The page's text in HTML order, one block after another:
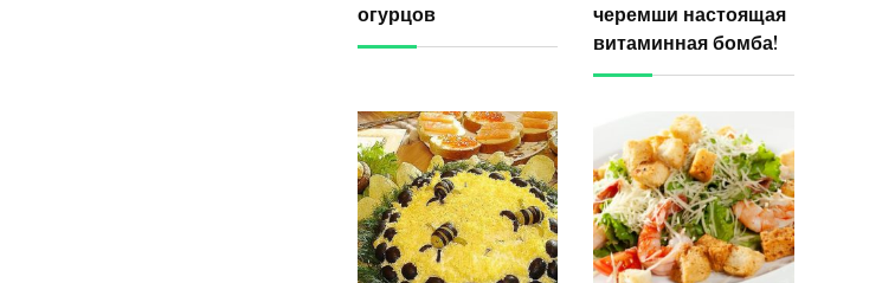
огурцов
черемши настоящая
витаминная бомба!